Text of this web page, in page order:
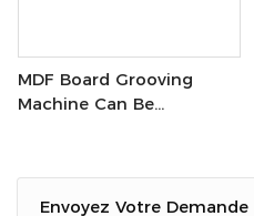
Envoyez Votre Demande
MDF Board Grooving
Machine Can Be